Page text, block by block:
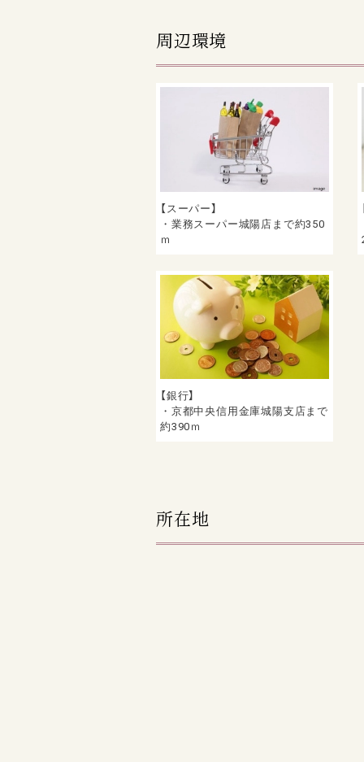
周辺環境
【スーパー】
・業務スーパー城陽店まで約350
ｍ
【銀行】
・京都中央信用金庫城陽支店まで
約390ｍ
所在地